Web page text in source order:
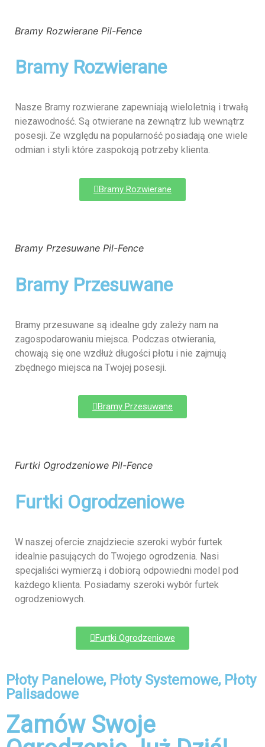
Bramy Rozwierane Pil-Fence
Bramy Rozwierane
Nasze Bramy rozwierane zapewniają wieloletnią i trwałą
niezawodność. Są otwierane na zewnątrz lub wewnątrz
posesji. Ze względu na popularność posiadają one wiele
odmian i styli które zaspokoją potrzeby klienta.
Bramy Rozwierane
Bramy Przesuwane Pil-Fence
Bramy Przesuwane
Bramy przesuwane są idealne gdy zależy nam na
zagospodarowaniu miejsca. Podczas otwierania,
chowają się one wzdłuż długości płotu i nie zajmują
zbędnego miejsca na Twojej posesji.
Bramy Przesuwane
Furtki Ogrodzeniowe Pil-Fence
Furtki Ogrodzeniowe
W naszej ofercie znajdziecie szeroki wybór furtek
idealnie pasujących do Twojego ogrodzenia. Nasi
specjaliści wymierzą i dobiorą odpowiedni model pod
każdego klienta. Posiadamy szeroki wybór furtek
ogrodzeniowych.
Furtki Ogrodzeniowe
Płoty Panelowe, Płoty Systemowe, Płoty
Palisadowe
Zamów Swoje